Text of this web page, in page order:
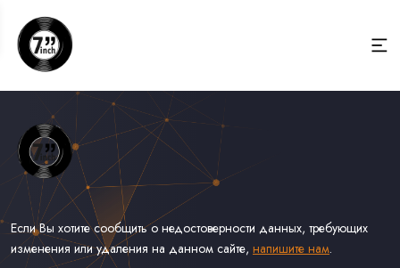
Если Вы хотите сообщить о недостоверности данных, требующих
изменения или удаления на данном сайте, напишите нам.